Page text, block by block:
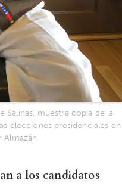
Salinas, muestra copia de la
elecciones presidenciales en
Almazán
a los candidatos